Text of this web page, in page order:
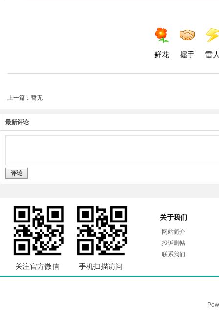
鲜花 握手 雷
上一篇：暂无
最新评论
评论
关注官方微信 手机扫描访问
关于我们
网站简介
投诉删帖
联系我们